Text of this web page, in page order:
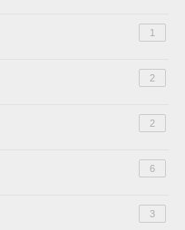
1
2
2
6
3